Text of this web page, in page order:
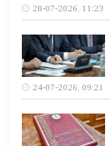
28-07-2026, 11:23
24-07-2026, 09:21